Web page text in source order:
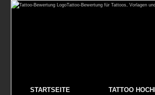
Tattoo-Bewertung für Tattoos, Vorlagen
STARTSEITE TATTOO